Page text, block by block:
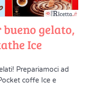
gelato,
Ice
Prepariamoci ad
coffe Ice e